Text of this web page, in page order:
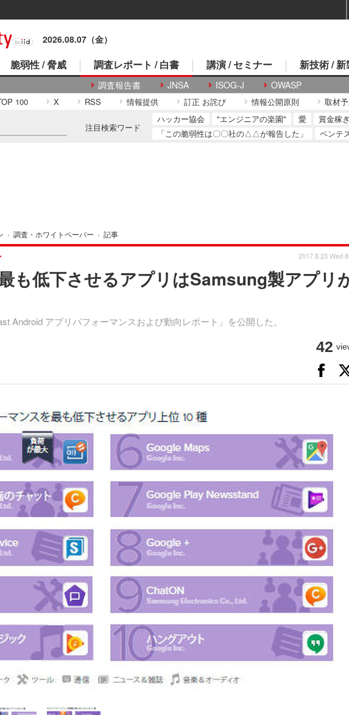
2026.08.07（金）
脆弱性 / 脅威 調査レポート / 白書
調査報告書 JNSA ISOG-J OWASP
講演 / セミナー 新技術 /
100 X RSS 情報提供 訂正 お詫び 情報公開原則 取材
注目検索ワード
ハッカー協会 "エンジニアの楽園" 愛 賞金稼
「この脆弱性は〇〇社の△△が報告した」
ペンテ
› 調査・ホワイトペーパー › 記事
も低下させるアプリはSamsung製アプリ
Android アプリパフォーマンスおよび動向レポート」を公開した。
2017.8.23 Wed
42